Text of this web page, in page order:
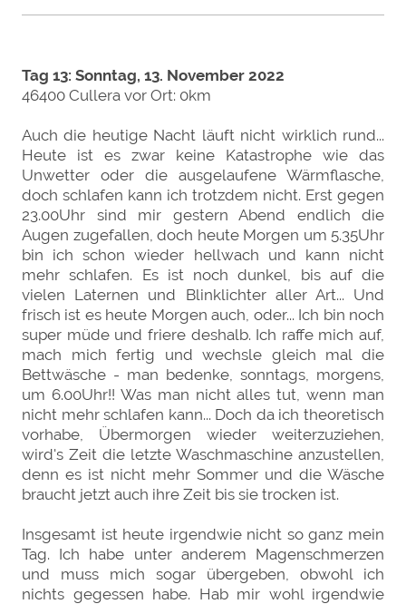
Tag 13: Sonntag, 13. November 2022
46400 Cullera vor Ort: 0km
Auch die heutige Nacht läuft nicht wirklich rund...
Heute ist es zwar keine Katastrophe wie das
Unwetter oder die ausgelaufene Wärmflasche,
doch schlafen kann ich trotzdem nicht. Erst gegen
23.00Uhr sind mir gestern Abend endlich die
Augen zugefallen, doch heute Morgen um 5.35Uhr
bin ich schon wieder hellwach und kann nicht
mehr schlafen. Es ist noch dunkel, bis auf die
vielen Laternen und Blinklichter aller Art... Und
frisch ist es heute Morgen auch, oder... Ich bin noch
super müde und friere deshalb. Ich raffe mich auf,
mach mich fertig und wechsle gleich mal die
Bettwäsche - man bedenke, sonntags, morgens,
um 6.00Uhr!! Was man nicht alles tut, wenn man
nicht mehr schlafen kann... Doch da ich theoretisch
vorhabe, Übermorgen wieder weiterzuziehen,
wird's Zeit die letzte Waschmaschine anzustellen,
denn es ist nicht mehr Sommer und die Wäsche
braucht jetzt auch ihre Zeit bis sie trocken ist.
Insgesamt ist heute irgendwie nicht so ganz mein
Tag. Ich habe unter anderem Magenschmerzen
und muss mich sogar übergeben, obwohl ich
nichts gegessen habe. Hab mir wohl irgendwie